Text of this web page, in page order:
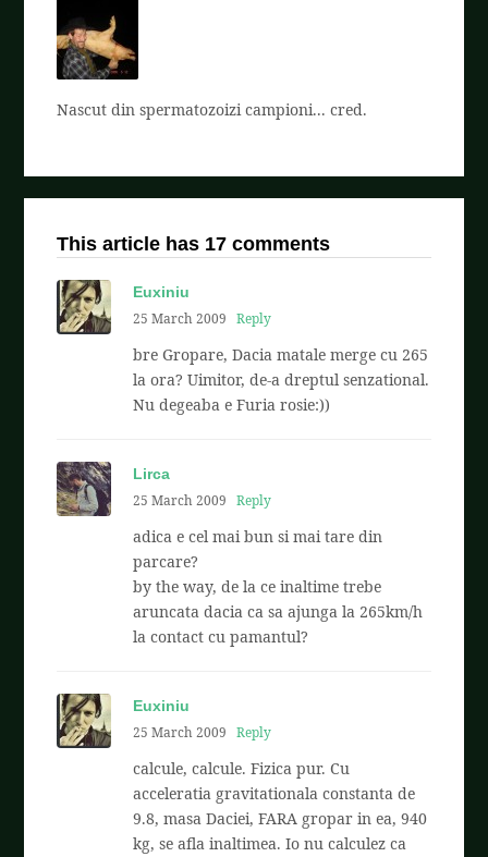
Nascut din spermatozoizi campioni... cred.
This article has 17 comments
Euxiniu
25 March 2009
Reply
bre Gropare, Dacia matale merge cu 265
la ora? Uimitor, de-a dreptul senzational.
Nu degeaba e Furia rosie:))
Lirca
25 March 2009
Reply
adica e cel mai bun si mai tare din
parcare?
by the way, de la ce inaltime trebe
aruncata dacia ca sa ajunga la 265km/h
la contact cu pamantul?
Euxiniu
25 March 2009
Reply
calcule, calcule. Fizica pur. Cu
acceleratia gravitationala constanta de
9.8, masa Daciei, FARA gropar in ea, 940
kg, se afla inaltimea. Io nu calculez ca